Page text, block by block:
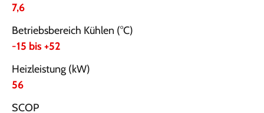
7,6
Betriebsbereich Kühlen (°C)
-15 bis +52
Heizleistung (kW)
56
SCOP